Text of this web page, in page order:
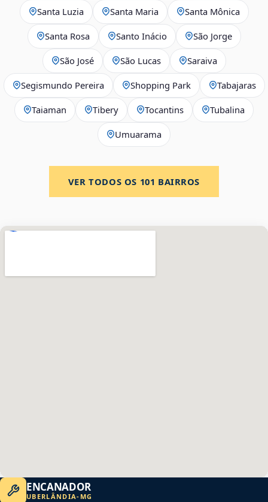
Santa Luzia Santa Maria Santa Mônica
Santa Rosa Santo Inácio São Jorge
São José São Lucas Saraiva
Segismundo Pereira Shopping Park Tabajaras
Taiaman Tibery Tocantins Tubalina
Umuarama
VER TODOS OS 101 BAIRROS
ENCANADOR
UBERLÂNDIA- MG